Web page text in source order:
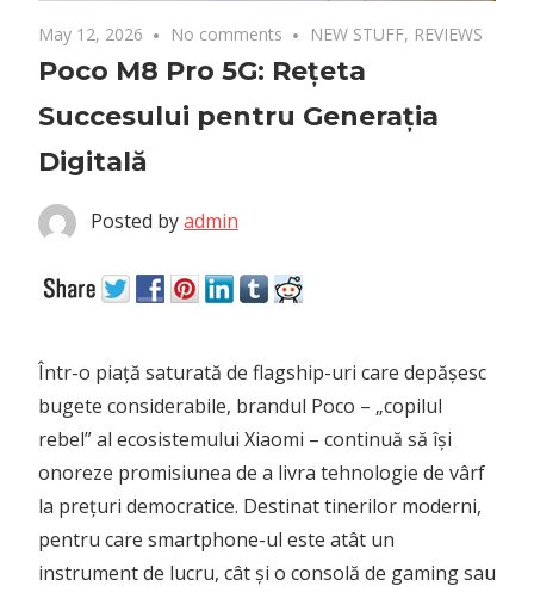
May 12, 2026 No comments NEW STUFF, REVIEWS
Poco M8 Pro 5G: Rețeta
Succesului pentru Generația
Digitală
Posted byadmin
Într-o piață saturată de flagship-uri care depășesc
bugete considerabile, brandul Poco – „copilul
rebel” al ecosistemului Xiaomi – continuă să își
onoreze promisiunea de a livra tehnologie de vârf
la prețuri democratice. Destinat tinerilor moderni,
pentru care smartphone-ul este atât un
instrument de lucru, cât și o consolă de gaming sau